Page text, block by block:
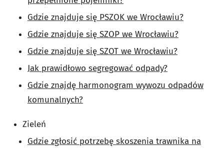
Gdzie znajduje się PSZOK we Wrocławiu?
Gdzie znajduje się SZOP we Wrocławiu?
Gdzie znajduje się SZOT we Wrocławiu?
Jak prawidłowo segregować odpady?
Gdzie znajdę harmonogram wywozu odpadów
komunalnych?
Zieleń
Gdzie zgłosić potrzebę skoszenia trawnika na